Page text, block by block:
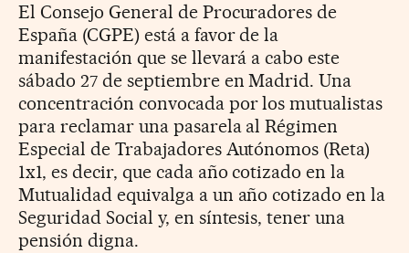
El Consejo General de Procuradores de
España (CGPE) está a favor de la
manifestación que se llevará a cabo este
sábado 27 de septiembre en Madrid. Una
concentración convocada por los mutualistas
para reclamar una pasarela al Régimen
Especial de Trabajadores Autónomos (Reta)
1x1, es decir, que cada año cotizado en la
Mutualidad equivalga a un año cotizado en la
Seguridad Social y, en síntesis, tener una
pensión digna.